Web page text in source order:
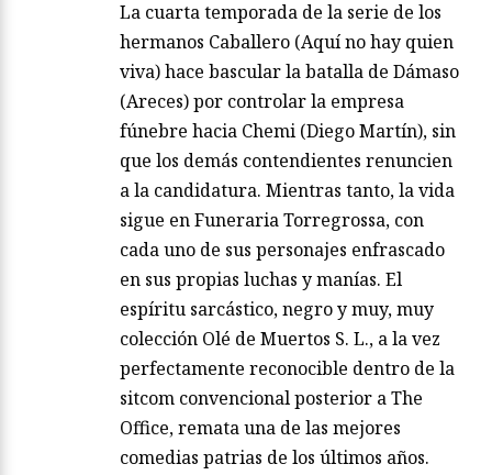
La cuarta temporada de la serie de los
hermanos Caballero (Aquí no hay quien
viva) hace bascular la batalla de Dámaso
(Areces) por controlar la empresa
fúnebre hacia Chemi (Diego Martín), sin
que los demás contendientes renuncien
a la candidatura. Mientras tanto, la vida
sigue en Funeraria Torregrossa, con
cada uno de sus personajes enfrascado
en sus propias luchas y manías. El
espíritu sarcástico, negro y muy, muy
colección Olé de Muertos S. L., a la vez
perfectamente reconocible dentro de la
sitcom convencional posterior a The
Office, remata una de las mejores
comedias patrias de los últimos años.